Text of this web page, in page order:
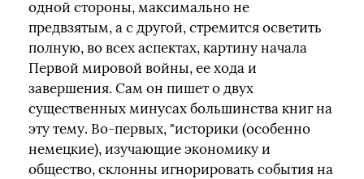
одной стороны, максимально не
предвзятым, а с другой, стремится осветить
полную, во всех аспектах, картину начала
Первой мировой войны, ее хода и
завершения. Сам он пишет о двух
существенных минусах большинства книг на
эту тему. Во-первых, "историки (особенно
немецкие), изучающие экономику и
общество, склонны игнорировать события на